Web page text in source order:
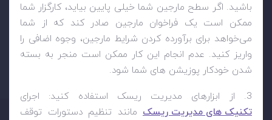
باشید. اگر سطح مارجین شما خیلی پایین بیاید، کارگزار شما
ممکن است یک فراخوان مارجین صادر کند که از شما
می‌خواهد برای برآورده کردن شرایط مارجین، وجوه اضافی را
واریز کنید. عدم انجام این کار ممکن است منجر به بسته
شدن خودکار پوزیشن های شما شود.
3. از ابزارهای مدیریت ریسک استفاده کنید: اجرای
تکنیک های مدیریت ریسک مانند تنظیم دستورات توقف